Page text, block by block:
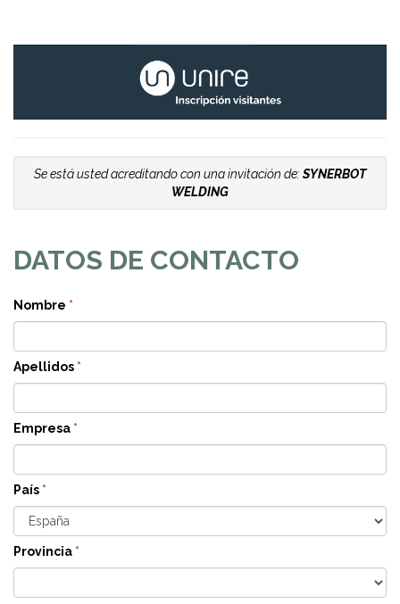
Se está usted acreditando con una invitación de:SYNERBOT
WELDING
DATOS DE CONTACTO
Nombre *
Apellidos *
Empresa *
País *
Provincia *